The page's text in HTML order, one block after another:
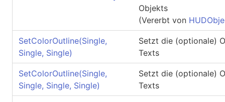
Objekts
(Vererbt von
SetColorOutline(Single,
Single, Single)
Setzt die (optionale)
Texts
SetColorOutline(Single,
Single, Single, Single)
Setzt die (optionale)
Texts